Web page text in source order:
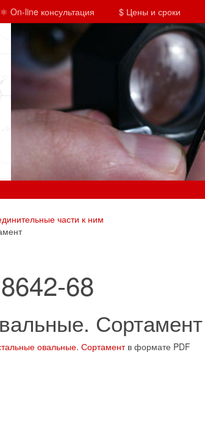
⚛ On-line консультация $ Цены и сроки
части к ним
68
Сортамент
овальные. Сортаментв формате PDF